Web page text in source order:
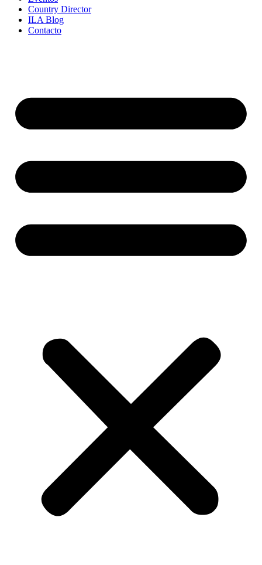
Country Director
ILA Blog
Contacto